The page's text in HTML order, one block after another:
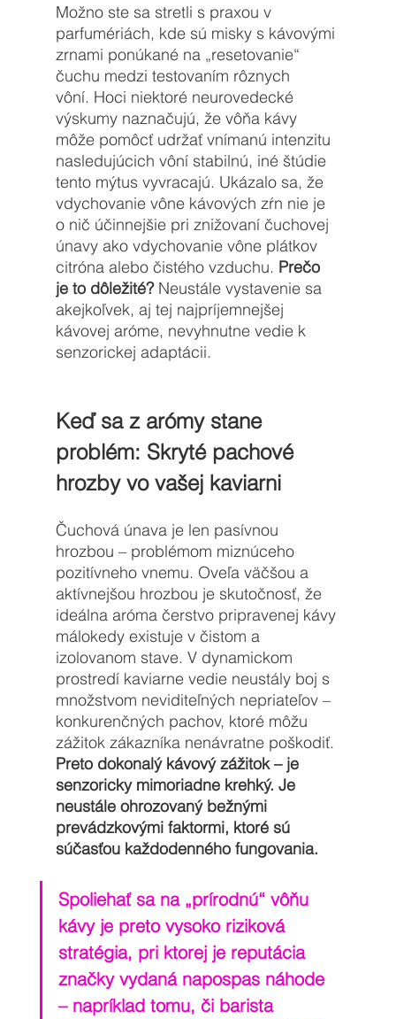
Možno ste sa stretli s praxou v
parfumériách, kde sú misky s kávovými
zrnami ponúkané na „resetovanie“
čuchu medzi testovaním rôznych
vôní. Hoci niektoré neurovedecké
výskumy naznačujú, že vôňa kávy
môže pomôcť udržať vnímanú intenzitu
nasledujúcich vôní stabilnú, iné štúdie
tento mýtus vyvracajú. Ukázalo sa, že
vdychovanie vône kávových zŕn nie je
o nič účinnejšie pri znižovaní čuchovej
únavy ako vdychovanie vône plátkov
citróna alebo čistého vzduchu. Prečo
je to dôležité? Neustále vystavenie sa
akejkoľvek, aj tej najpríjemnejšej
kávovej aróme, nevyhnutne vedie k
senzorickej adaptácii.
Keď sa z arómy stane
problém: Skryté pachové
hrozby vo vašej kaviarni
Čuchová únava je len pasívnou
hrozbou – problémom miznúceho
pozitívneho vnemu. Oveľa väčšou a
aktívnejšou hrozbou je skutočnosť, že
ideálna aróma čerstvo pripravenej kávy
málokedy existuje v čistom a
izolovanom stave. V dynamickom
prostredí kaviarne vedie neustály boj s
množstvom neviditeľných nepriateľov –
konkurenčných pachov, ktoré môžu
zážitok zákazníka nenávratne poškodiť.
Preto dokonalý kávový zážitok – je
senzoricky mimoriadne krehký. Je
neustále ohrozovaný bežnými
prevádzkovými faktormi, ktoré sú
súčasťou každodenného fungovania.
Spoliehať sa na „prírodnú“ vôňu
kávy je preto vysoko riziková
stratégia, pri ktorej je reputácia
značky vydaná napospas náhode
– napríklad tomu, či barista